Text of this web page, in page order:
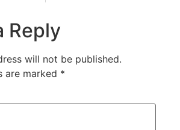
Reply
will not be published.
are marked *